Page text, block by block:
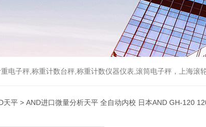
秤,称重计数台秤,称重计数仪器仪表,滚筒电子秤，上海滚轮秤，无线打
天平 > AND进口微量分析天平 全自动内校 日本AND GH-120